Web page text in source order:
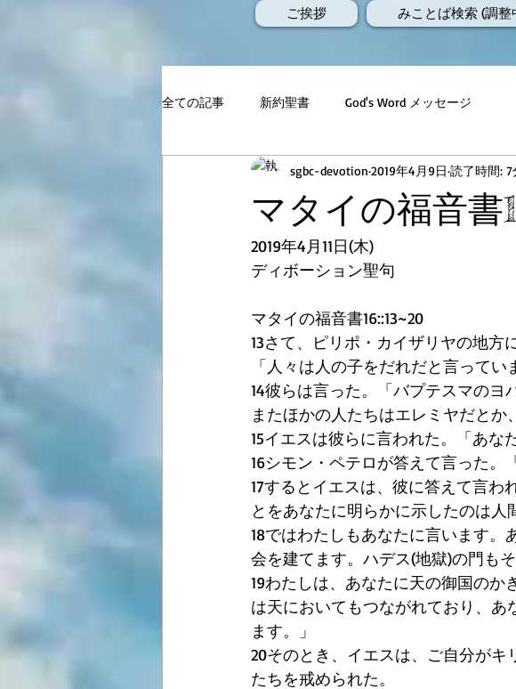
ご挨拶 みことば検索 (調整
全ての記事 新約聖書 God's Word メッセージ
マタイの福音書
sgbc-devotion 2019年4月9日 読了時間: 7
2019年4月11日(木)
ディボーション聖句
マタイの福音書16::13~20
13さて、ピリポ・カイザリヤの地方
「人々は人の子をだれだと言ってい
14彼らは言った。「バプテスマのヨ
またほかの人たちはエレミヤだとか
15イエスは彼らに言われた。「あな
16シモン・ペテロが答えて言った。
17するとイエスは、彼に答えて言わ
とをあなたに明らかに示したのは人
18ではわたしもあなたに言います
会を建てます。ハデス(地獄)の門も
19わたしは、あなたに天の御国の
は天においてもつながれており、
ます。」
20そのとき、イエスは、ご自分が
たちを戒められた。